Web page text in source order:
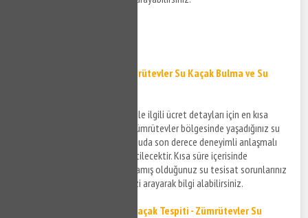
Zümrütevler Su Kaçak - Zümrütevler Su Kaçak Bulma ve Su
Zümrütevler su kaçak hizmeti ile ilgili ücret detayları için en kısa
sürede size bilgi verilecek ve Zümrütevler bölgesinde yaşadığınız su
kaçağı sorunlarınıza teknik konuda son derece deneyimli anlaşmalı
firmalar aracılığı ile çözüm üretilecektir. Kısa süre içerisinde
Zümrütevler ve çevresinde yaşamış olduğunuz su tesisat sorunlarınız
ve su kaçak sorunlarınız için bizi arayarak bilgi alabilirsiniz.
Zümrütevler Kırmadan Su Kaçak Tespiti - Zümrütevler Su